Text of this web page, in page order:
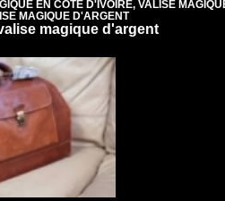
EN COTE D'IVOIRE, VALISE
MAGIQUE D'ARGENT
magique d'argent